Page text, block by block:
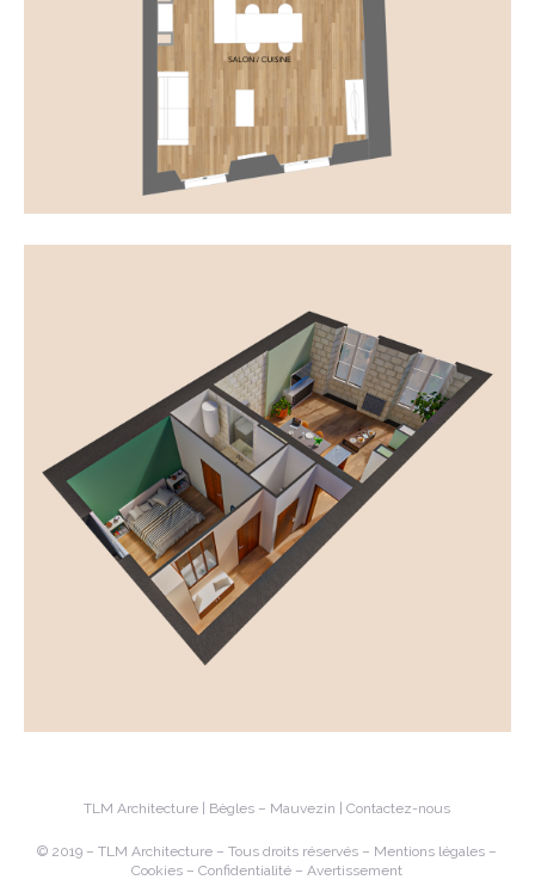
TLM Architecture | Bègles – Mauvezin |Contactez-nous
© 2019 – TLM Architecture – Tous droits réservés – Mentions légales –
Cookies –Confidentialité –Avertissement